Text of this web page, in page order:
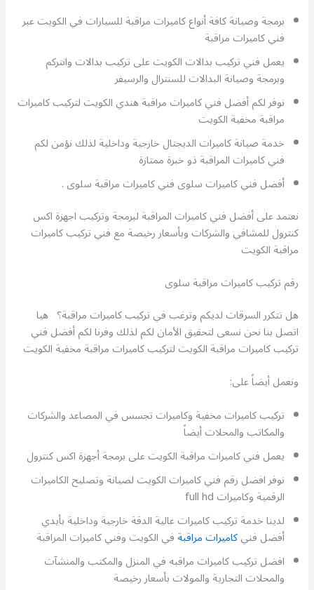
برمجة وصيانة كافة أنواع كاميرات مراقبة للسيارات في الكويت عبر
فني كاميرات مراقبة
يعمل فني تركيب بدالات الكويت على تركيب بدالات وانتركم
وبرمجة وصيانة البدالات للسنترال والرسيفر
نوفر لكم أفضل فني كاميرات مراقبة هندي الكويت لتركيب كاميرات
مراقبة مخفية الكويت
خدمة صيانة كاميرات الديجتال خارجية وداخلية لذلك نؤمن لكم
فني كاميرات المراقبة ذو خبرة ممتازة
أفضل فني كاميرات سلوى فني كاميرات مراقبة سلوى .
نعتمد على أفضل فني كاميرات المراقبة لبرمجة وتركيب اجهزة اكس
كنترول للمشافي والشركات وبأسعار رخيصة مع فني تركيب كاميرات
مراقبة الكويت
رقم تركيب كاميرات مراقبة سلوى
هل تتكرر السرقات لديكم وترغب في تركيب كاميرات مراقبة؟ هيا
اتصل بنا نحن نسعى لتحقيق الأمان لكم لذلك وفرنا لكم أفضل فني
تركيب كاميرات مراقبة الكويت لتركيب كاميرات مراقبة مخفية الكويت
ونعمل أيضاً على:
تركيب كاميرات مخفية وكاميرات تجسس في المصاعد والشركات
والمكاتب والمحلات أيضاً
يعمل فني كاميرات مراقبة الكويت على برمجة أجهزة اكس كنترول
نوفر افضل رقم فني كاميرات الكويت لصيانة وتصليح الكاميرات
الرقمية وكاميرات full hd
لدينا خدمة تركيب كاميرات عالية الدقة خارجية وداخلية بأيدي
أفضل فنيكاميرات مراقبةفي الكويت وفني كاميرات المراقبة
افضل تركيب كاميرات مراقبه في المنزل والمكتب والمنشآت
والمحلات التجارية والمولات بأسعار رخيصة